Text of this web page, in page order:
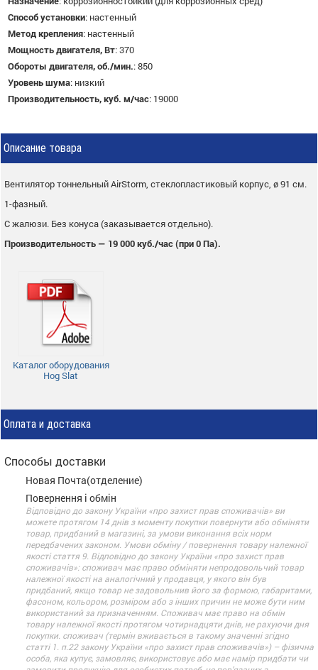
Способ установки: настенный
Метод крепления: настенный
Мощность двигателя, Вт:370
Обороты двигателя, об./мин.:850
Уровень шума: низкий
Производительность, куб. м/час: 19000
Описание товара
Вентилятор тоннельный AirStorm, стеклопластиковый корпус, ø 91 см.
1-фазный.
С жалюзи. Без конуса (заказывается отдельно).
Производительность — 19 000 куб./час (при 0 Па).
Каталог оборудования
Hog Slat
Оплата и доставка
Способы доставки
Новая Почта(отделение)
Повернення і обмін
Відповідно до закону України «про захист прав споживачів» ви
можете протягом 14 днів з моменту покупки повернути або обміняти
товар, придбаний в магазині, за умови виконання всіх норм
передбачених законом. Умови обміну / повернення товару належної
якості стаття 9. Відповідно до закону України «про захист прав
споживачів»: споживач має право обміняти непродовольчий товар
належної якості на аналогічний у продавця, у якого він був
придбаний, якщо товар не задовольнив його за формою, габаритами,
фасоном, кольором, розміром або з інших причин не може бути ним
використаний за призначенням. Споживач має право на обмін
товару належної якості протягом чотирнадцяти днів, не рахуючи дня
покупки. споживач (термін вживається в такому значенні згідно
статті 1. п.22 закону України «про захист прав споживачів») – фізична
особа, яка купує, замовляє, використовує або має намір придбати чи